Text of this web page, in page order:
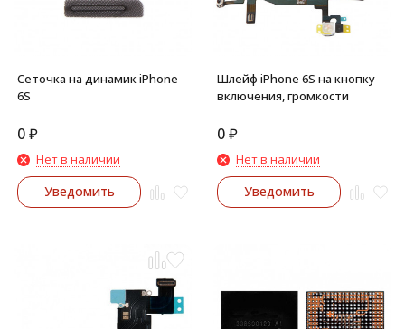
Сеточка на динамик iPhone
6S
0₽
Нет в наличии
Уведомить
Шлейф iPhone 6S на кнопку
включения, громкости
0₽
Нет в наличии
Уведомить